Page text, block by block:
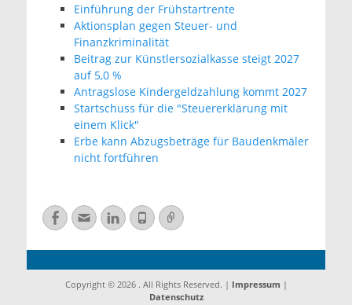
Einführung der Frühstartrente
Aktionsplan gegen Steuer- und
Finanzkriminalität
Beitrag zur Künstlersozialkasse steigt 2027
auf 5,0 %
Antragslose Kindergeldzahlung kommt 2027
Startschuss für die "Steuererklärung mit
einem Klick"
Erbe kann Abzugsbeträge für Baudenkmäler
nicht fortführen
Facebook
E-
Mail
LinkedIn
TelefonVerknüpfung
Copyright © 2026 . All Rights Reserved. | Impressum |
Datenschutz